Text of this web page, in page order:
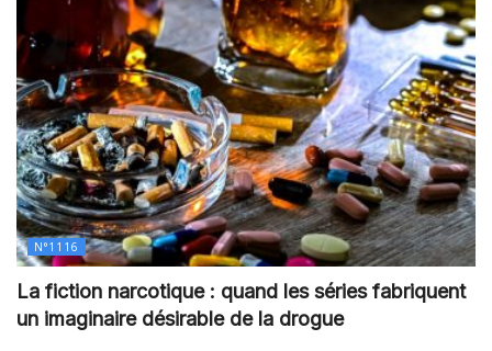
N°1116
La fiction narcotique : quand les séries fabriquent
un imaginaire désirable de la drogue